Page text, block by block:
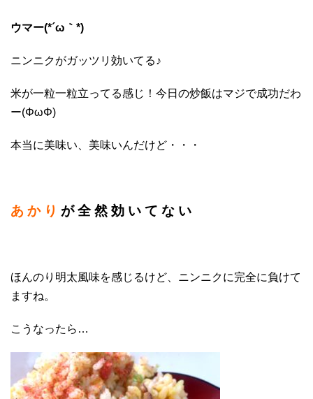
ウマー(*´ω｀*)
ニンニクがガッツリ効いてる♪
米が一粒一粒立ってる感じ！今日の炒飯はマジで成功だわ
ー(ΦωΦ)
本当に美味い、美味いんだけど・・・
あ か り が 全 然 効 い て な い
ほんのり明太風味を感じるけど、ニンニクに完全に負けて
ますね。
こうなったら…